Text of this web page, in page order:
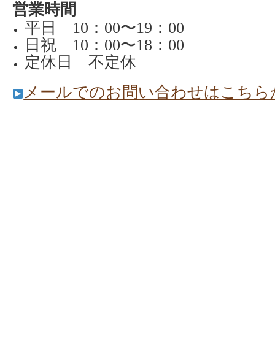
営業時間
平日 10：00〜19：00
日祝 10：00〜18：00
定休日 不定休
メールでのお問い合わせはこちら